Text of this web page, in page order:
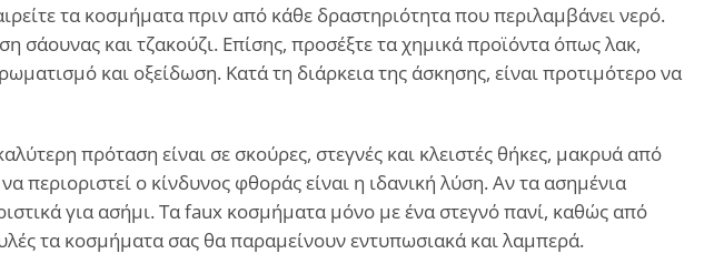
τα κοσμήματα πριν από κάθε δραστηριότητα που περιλαμβάνει νερό.
και τζακούζι. Επίσης, προσέξτε τα χημικά προϊόντα όπως λακ,
και οξείδωση. Κατά τη διάρκεια της άσκησης, είναι προτιμότερο να
πρόταση είναι σε σκούρες, στεγνές και κλειστές θήκες, μακρυά από
ο κίνδυνος φθοράς είναι η ιδανική λύση. Αν τα ασημένια
για ασήμι. Τα faux κοσμήματα μόνο με ένα στεγνό πανί, καθώς από
τα κοσμήματα σας θα παραμείνουν εντυπωσιακά και λαμπερά.